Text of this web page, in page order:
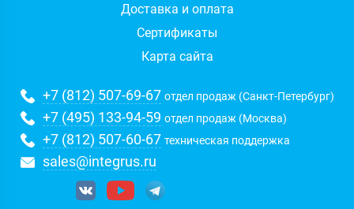
Доставка и оплата
Сертификаты
Карта сайта
+7 (812) 507-69-67 отдел продаж (Санкт-Петербург)
+7 (495) 133-94-59 отдел продаж (Москва)
+7 (812) 507-60-67 техническая поддержка
sales@integrus.ru